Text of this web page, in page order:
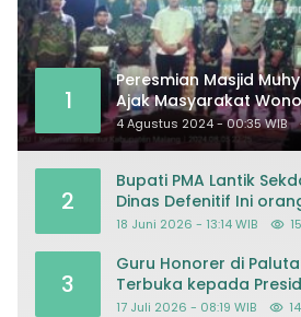
1
Peresmian Masjid
Ajak Masyarakat
Masjid
4 Agustus 2024 - 00:35 WIB
2
Bupati PMA Lantik
Dinas Defenitif Ini
18 Juni 2026 - 13:14 WIB
3
Guru Honorer di
Terbuka kepada
Mohon Keadilan atas
17 Juli 2026 - 08:19 WIB